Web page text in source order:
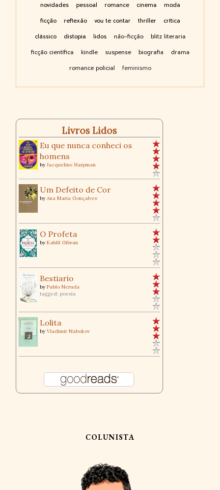
novidades
pessoal romance cinema
moda
ficção
reflexão vou te contar thriller
crítica
clássico
distopia lidos não-ficção
blitz literaria
ficção científica
kindle suspense biografia
drama
romance policial
feminismo
Livros Lidos
Eu que nunca conheci os
homens
by Jacqueline Harpman
Um Defeito de Cor
by Ana Maria Gonçalves
O Profeta
by Kahlil Gibran
Bestiario
by Pablo Neruda
tagged: poesia
Lolita
by Vladimir Nabokov
COLUNISTA